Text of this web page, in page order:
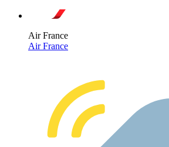
Air France
Air France